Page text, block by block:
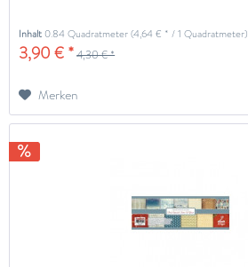
Inhalt0.84 Quadratmeter(4,64 € * / 1 Quadratmeter)
3,90 € *4,30 € *
Merken